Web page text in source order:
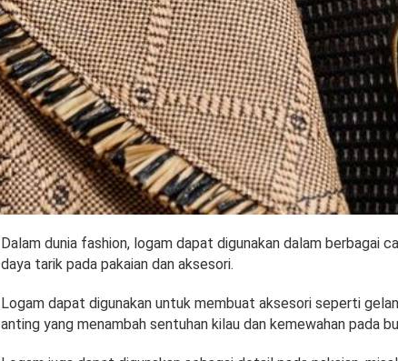
Dalam dunia fashion, logam dapat digunakan dalam berbagai
daya tarik pada pakaian dan aksesori.
Logam dapat digunakan untuk membuat aksesori seperti
anting yang menambah sentuhan kilau dan kemewahan pada